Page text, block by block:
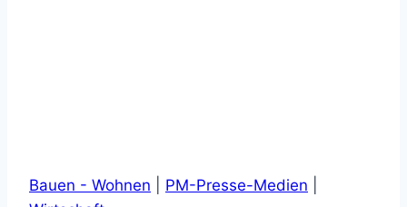
Bauen - Wohnen PM-Presse-Medien